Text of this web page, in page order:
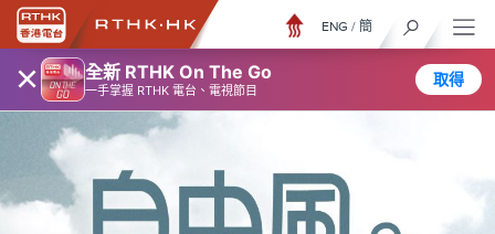
× 全新 RTHK On The Go
一手掌握 RTHK 電台、電視節目
取得
ENG / 簡